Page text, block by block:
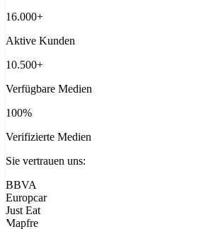
16.000+
Aktive Kunden
10.500+
Verfügbare Medien
100%
Verifizierte Medien
Sie vertrauen uns:
BBVA
Europcar
Just Eat
Mapfre